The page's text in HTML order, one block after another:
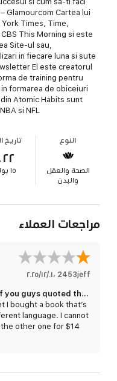
Glamourcom Cartea lui
Times, Time,
This Morning si este
Site-ul sau,
in fiecare luna si sute
El este creatorul
de training pentru
formarea de obiceiuri
Atomic Habits sunt
si NFL
النوع
الصحة والعقل
والبدن
تاريخ
١٥ يوليو
مراجعات العملاء
2453jeff ،٠١‏/١٢‏/٢٠٢٥
I bought a book that’s
language. I cannot
other one for $14